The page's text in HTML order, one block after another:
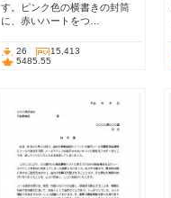
す。ピンク色の横書きの封筒
に、赤いハートをつ…
26
15,413
5485.55